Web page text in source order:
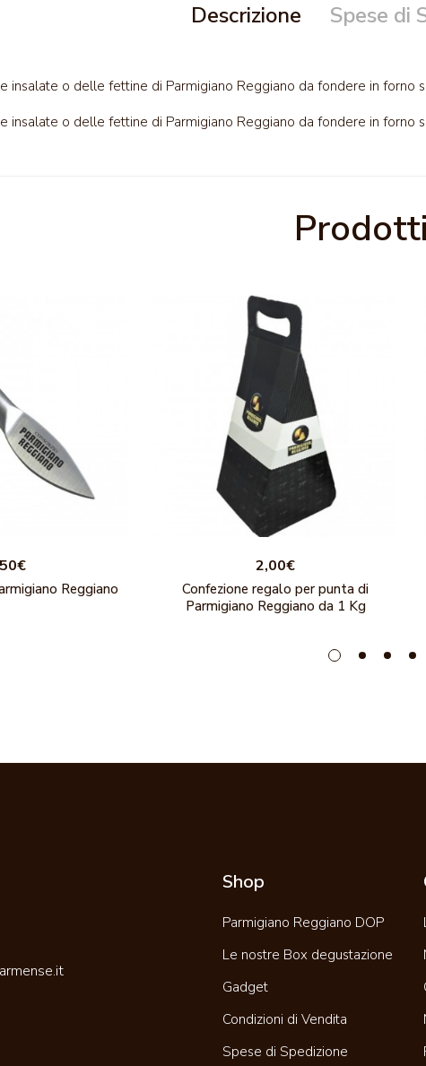
Descrizione Spese di
insalate o delle fettine di Parmigiano Reggiano da fondere in
insalate o delle fettine di Parmigiano Reggiano da fondere in
Reggiano
2,00€
Confezione regalo per punta di
Parmigiano Reggiano da 1 Kg
Shop
Parmigiano Reggiano DOP
Le nostre Box degustazione
Gadget
Condizioni di Vendita
Spese di Spedizione